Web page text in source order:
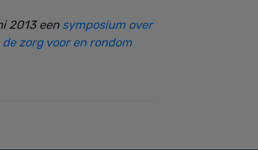
2013 een symposium over
zorg voor en rondom